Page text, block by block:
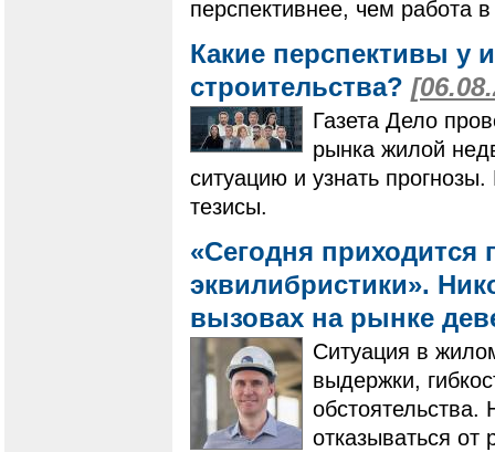
перспективнее, чем работа в
Какие перспективы у
строительства?
Газета Дело
рынка жилой
ситуацию и узнать
тезисы.
«Сегодня приходится
эквилибристики».
вызовах на рынке
Ситуация в
выдержки,
обстоятельства.
отказываться от